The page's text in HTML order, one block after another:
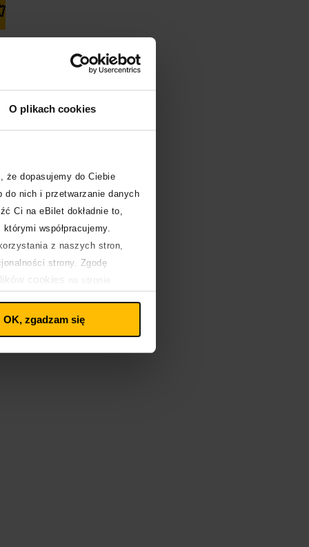
O plikach cookies
że dopasujemy do Ciebie
do nich i przetwarzanie danych
Ci na eBilet dokładnie to,
współpracujemy.
z naszych stron,
strony. Zgodę
cookies
na stronie
OK, zgadzam się